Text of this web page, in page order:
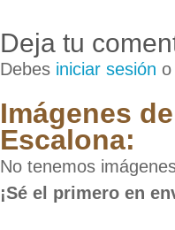
Deja tu
Debes iniciar sesión
Imágenes
Escalona:
No tenemos
¡Sé el primero en